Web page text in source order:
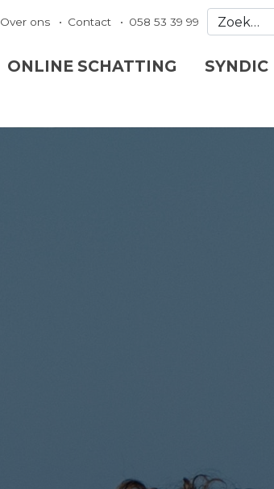
Over ons Contact 058 53 39 99
ONLINE SCHATTING SYNDIC